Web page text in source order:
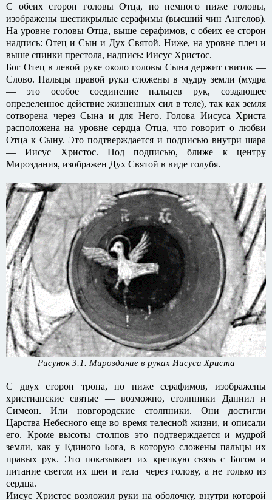
С обеих сторон головы Отца, но немного ниже головы,
изображены шестикрылые серафимы (высший чин Ангелов).
На уровне головы Отца, выше серафимов, с обеих ее сторон
надпись: Отец и Сын и Дух Святой. Ниже, на уровне плеч и
выше спинки престола, надпись: Иисус Христос.
Бог Отец в левой руке около головы Сына держит свиток —
Слово. Пальцы правой руки сложены в мудру земли (мудра
— это особое соединение пальцев рук, создающее
определенное действие жизненных сил в теле), так как земля
сотворена через Сына и для Него. Голова Иисуса Христа
расположена на уровне сердца Отца, что говорит о любви
Отца к Сыну. Это подтверждается и подписью внутри шара
— Иисус Христос. Под подписью, ближе к центру
Мироздания, изображен Дух Святой в виде голубя.
Рисунок 3.1. Мироздание в руках Иисуса Христа
С двух сторон трона, но ниже серафимов, изображены
христианские святые — возможно, столпники Даниил и
Симеон. Или новгородские столпники. Они достигли
Царства Небесного еще во время телесной жизни, и описали
его. Кроме высоты столпов это подтверждается и мудрой
земли, как у Единого Бога, в которую сложены пальцы их
правых рук. Это показывает их крепкую связь с Богом и
питание светом их шеи и тела через голову, а не только из
сердца.
Иисус Христос возложил руки на оболочку, внутри которой